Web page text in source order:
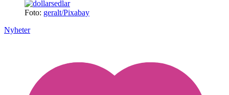
Foto: geralt/Pixabay
Nyheter